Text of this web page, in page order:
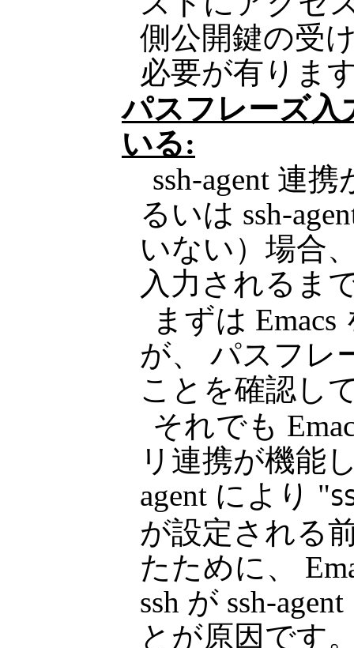
側公開鍵の受
必要が有りま
パスフレーズ入
いる:
ssh-agent 連
るいは ssh-
いない）場合
入力されるま
まずは
が、 パスフレ
ことを確認し
それでも
リ連携が機能
agent により "
が設定される
たために、
ssh が ssh-
とが原因です